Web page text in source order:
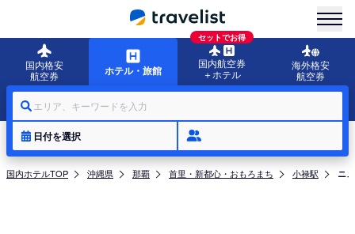
国内格安
航空券
ホテル・旅館
セットでお得
国内航空券
＋ホテル
海外格安
航空券
エリア、キーワードを入力
日付を選択
国内ホテルTOP 沖縄県 那覇 首里・新都心・おもろまち 小禄駅 ニ